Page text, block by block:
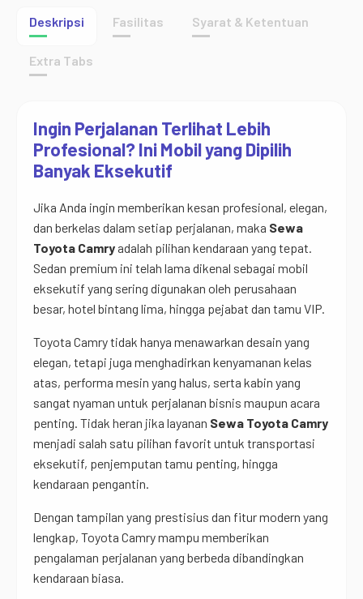
Deskripsi Fasilitas Syarat & Ketentuan
Extra Tabs
Ingin Perjalanan Terlihat Lebih
Profesional? Ini Mobil yang Dipilih
Banyak Eksekutif
Jika Anda ingin memberikan kesan profesional, elegan,
dan berkelas dalam setiap perjalanan, maka Sewa
Toyota Camry adalah pilihan kendaraan yang tepat.
Sedan premium ini telah lama dikenal sebagai mobil
eksekutif yang sering digunakan oleh perusahaan
besar, hotel bintang lima, hingga pejabat dan tamu VIP.
Toyota Camry tidak hanya menawarkan desain yang
elegan, tetapi juga menghadirkan kenyamanan kelas
atas, performa mesin yang halus, serta kabin yang
sangat nyaman untuk perjalanan bisnis maupun acara
penting. Tidak heran jika layanan Sewa Toyota Camry
menjadi salah satu pilihan favorit untuk transportasi
eksekutif, penjemputan tamu penting, hingga
kendaraan pengantin.
Dengan tampilan yang prestisius dan fitur modern yang
lengkap, Toyota Camry mampu memberikan
pengalaman perjalanan yang berbeda dibandingkan
kendaraan biasa.